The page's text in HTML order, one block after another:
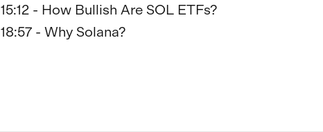
15:12 - How Bullish Are SOL ETFs?
18:57 - Why Solana?